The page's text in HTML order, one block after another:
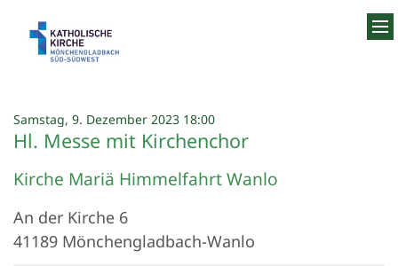
Samstag, 9. Dezember 2023 18:00:
Hl. Messe mit Kirchenchor
Kirche Mariä Himmelfahrt Wanlo
An der Kirche 6
41189 Mönchengladbach-Wanlo